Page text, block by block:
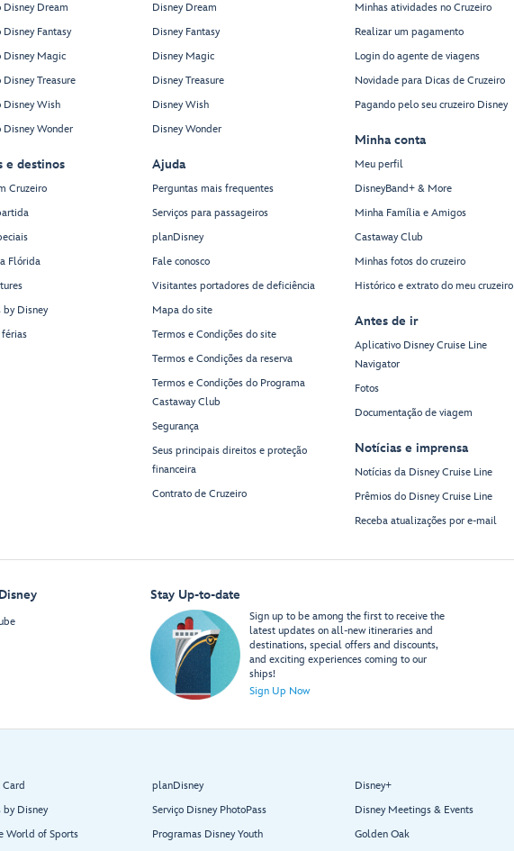
Disney Dream
Fantasy
Disney Magic
Treasure
Disney Wish
Disney Wonder
e destinos
Cruzeiro
Flórida
by Disney
férias
Disney Dream
Disney Fantasy
Disney Magic
Disney Treasure
Disney Wish
Disney Wonder
Ajuda
Perguntas mais frequentes
Serviços para passageiros
planDisney
Fale conosco
Visitantes portadores de deficiência
Mapa do site
Termos e Condições do site
Termos e Condições da reserva
Termos e Condições do Programa
Castaway Club
Segurança
Seus principais direitos e proteção
financeira
Contrato de Cruzeiro
Minhas atividades no Cruzeiro
Realizar um pagamento
Login do agente de viagens
Novidade para Dicas de Cruzeiro
Pagando pelo seu cruzeiro Disney
Minha conta
Meu perfil
DisneyBand+ & More
Minha Família e Amigos
Castaway Club
Minhas fotos do cruzeiro
Histórico e extrato do meu cruzeiro
Antes de ir
Aplicativo Disney Cruise Line
Navigator
Fotos
Documentação de viagem
Notícias e imprensa
Notícias da Disney Cruise Line
Prêmios do Disney Cruise Line
Receba atualizações por e-mail
Stay Up-to-date
Sign up to be among the first to receive the
latest updates on all-new itineraries and
destinations, special offers and discounts,
and exciting experiences coming to our
ships!
Sign Up Now
Card
by Disney
World of Sports
planDisney
Serviço Disney PhotoPass
Programas Disney Youth
Disney+
Disney Meetings & Events
Golden Oak